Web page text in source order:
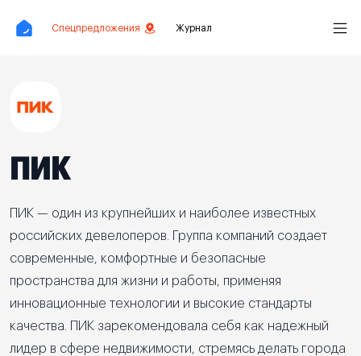
Спецпредложения Журнал
ПИК
ПИК — один из крупнейших и наиболее известных
российских девелоперов. Группа компаний создает
современные, комфортные и безопасные
пространства для жизни и работы, применяя
инновационные технологии и высокие стандарты
качества. ПИК зарекомендовала себя как надежный
лидер в сфере недвижимости, стремясь делать города